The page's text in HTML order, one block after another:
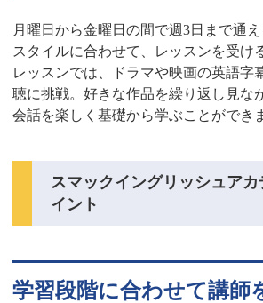
月曜日から金曜日の間で週3日まで通
スタイルに合わせて、レッスンを受け
レッスンでは、ドラマや映画の英語字
聴に挑戦。好きな作品を繰り返し見な
会話を楽しく基礎から学ぶことができ
スマックイングリッシュア
イント
学習段階に合わせて講師